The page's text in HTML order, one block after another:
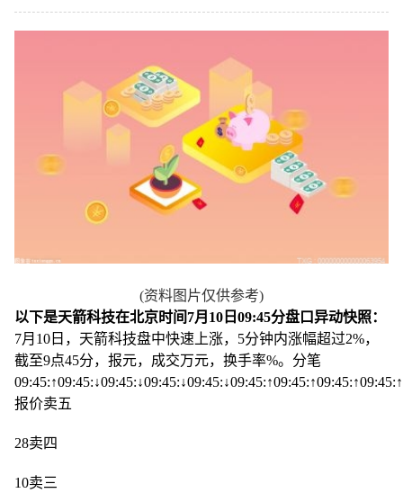
(资料图片仅供参考)
以下是天箭科技在北京时间7月10日09:45分盘口异动快照：
7月10日，天箭科技盘中快速上涨，5分钟内涨幅超过2%，
截至9点45分，报元，成交万元，换手率%。 分笔
报价卖五
28卖四
10卖三